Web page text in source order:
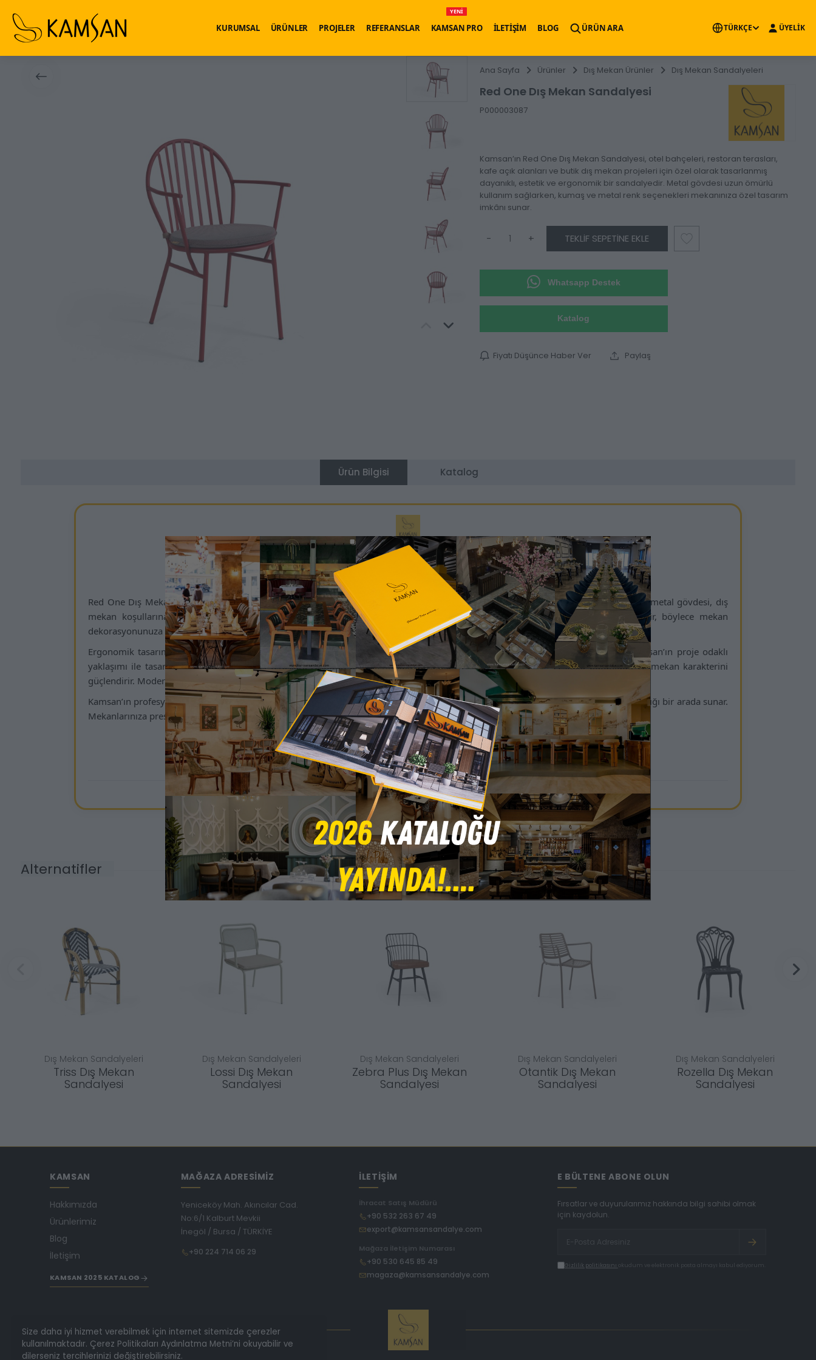
KURUMSAL ÜRÜNLER PROJELER REFERANSLAR
YENİ
KAMSAN PRO İLETİŞİM BLOG ÜRÜN ARA TÜRKÇE ÜYELİK
Ana Sayfa Ürünler Dış Mekan Ürünler Dış Mekan Sandalyeleri
Red One Dış Mekan Sandalyesi
P000003087
Kamsan’ın Red One Dış Mekan Sandalyesi, otel bahçeleri, restoran terasları,
kafe açık alanları ve butik dış mekan projeleri için özel olarak tasarlanmış
dayanıklı, estetik ve ergonomik bir sandalyedir. Metal gövdesi uzun ömürlü
kullanım sağlarken, kumaş ve metal renk seçenekleri mekanınıza özel tasarım
imkânı sunar.
- + TEKLIF SEPETINE EKLE
Whatsapp Destek
Katalog
Fiyatı Düşünce Haber Ver Paylaş
Ürün Bilgisi Katalog
Red One Dış Mekan Sandalyesi
Kamsan Sandalye - Bursa İnegöl Mobilya – Modern ve dayanıklı iç ve dış mekan oturma çözümleri
Red One Dış Mekan Sandalyesi, Kamsan’ın açık alan projeleri için geliştirdiği şık ve fonksiyonel çözümlerden biridir. Yüksek kaliteli metal gövdesi, dış
mekan koşullarına karşı dirençli olup uzun süreli kullanım garantisi verir. Kumaş ve metal renkleri isteğe göre özelleştirilebilir, böylece mekan
dekorasyonunuza kusursuz uyum sağlar.
Ergonomik tasarımı ve dengeli yapısı sayesinde Red One Dış Mekan Sandalyesi, uzun süreli oturumlarda dahi konfor sunar. Kamsan’ın proje odaklı
yaklaşımı ile tasarlanan bu sandalye, otel terasları, restoran bahçeleri, kafe ve butik dış mekan projelerinde estetik bütünlüğü ve mekan karakterini
güçlendirir. Modern çizgileri ve zarif detayları, mekanlarınıza sofistike bir görünüm kazandırır.
Kamsan’ın profesyonel tasarım anlayışı sayesinde Red One Dış Mekan Sandalyesi, açık alan projelerinde hem dayanıklılığı hem de şıklığı bir arada sunar.
Mekanlarınıza prestij, konfor ve fonksiyonellik kazandıran ideal bir seçimdir.
Ürünü Katalogta Hemen İncele
© 2025 Kamsan Sandalye - Bursa İnegöl Mobilya – Tüm Hakları Saklıdır
Alternatifler
Dış Mekan Sandalyeleri
Triss Dış Mekan
Sandalyesi
Dış Mekan Sandalyeleri
Lossi Dış Mekan
Sandalyesi
Dış Mekan Sandalyeleri
Zebra Plus Dış Mekan
Sandalyesi
Dış Mekan Sandalyeleri
Otantik Dış Mekan
Sandalyesi
Dış Mekan Sandalyeleri
Rozella Dış Mekan
Sandalyesi
KAMSAN
Hakkımızda
Ürünlerimiz
Blog
İletişim
KAMSAN 2025 KATALOG
MAĞAZA ADRESİMİZ
Yeniceköy Mah. Akıncılar Cad.
No:6/1 Kalburt Mevkii
İnegöl / Bursa / TÜRKİYE
+90 224 714 06 29
İLETİŞİM
İhracat Satış Müdürü
+90 532 263 67 49
export@kamsansandalye.com
Mağaza İletişim Numarası
+90 530 645 85 49
magaza@kamsansandalye.com
E BÜLTENE ABONE OLUN
Fırsatlar ve duyurularımız hakkında bilgi sahibi olmak
için kaydolun.
Gizlilik politikasını okudum ve elektronik posta almayı kabul ediyorum.
Size daha iyi hizmet verebilmek için internet sitemizde çerezler
kullanılmaktadır. Çerez Politikaları Aydınlatma Metni’ni okuyabilir ve
dilerseniz tercihlerinizi değiştirebilirsiniz.
×